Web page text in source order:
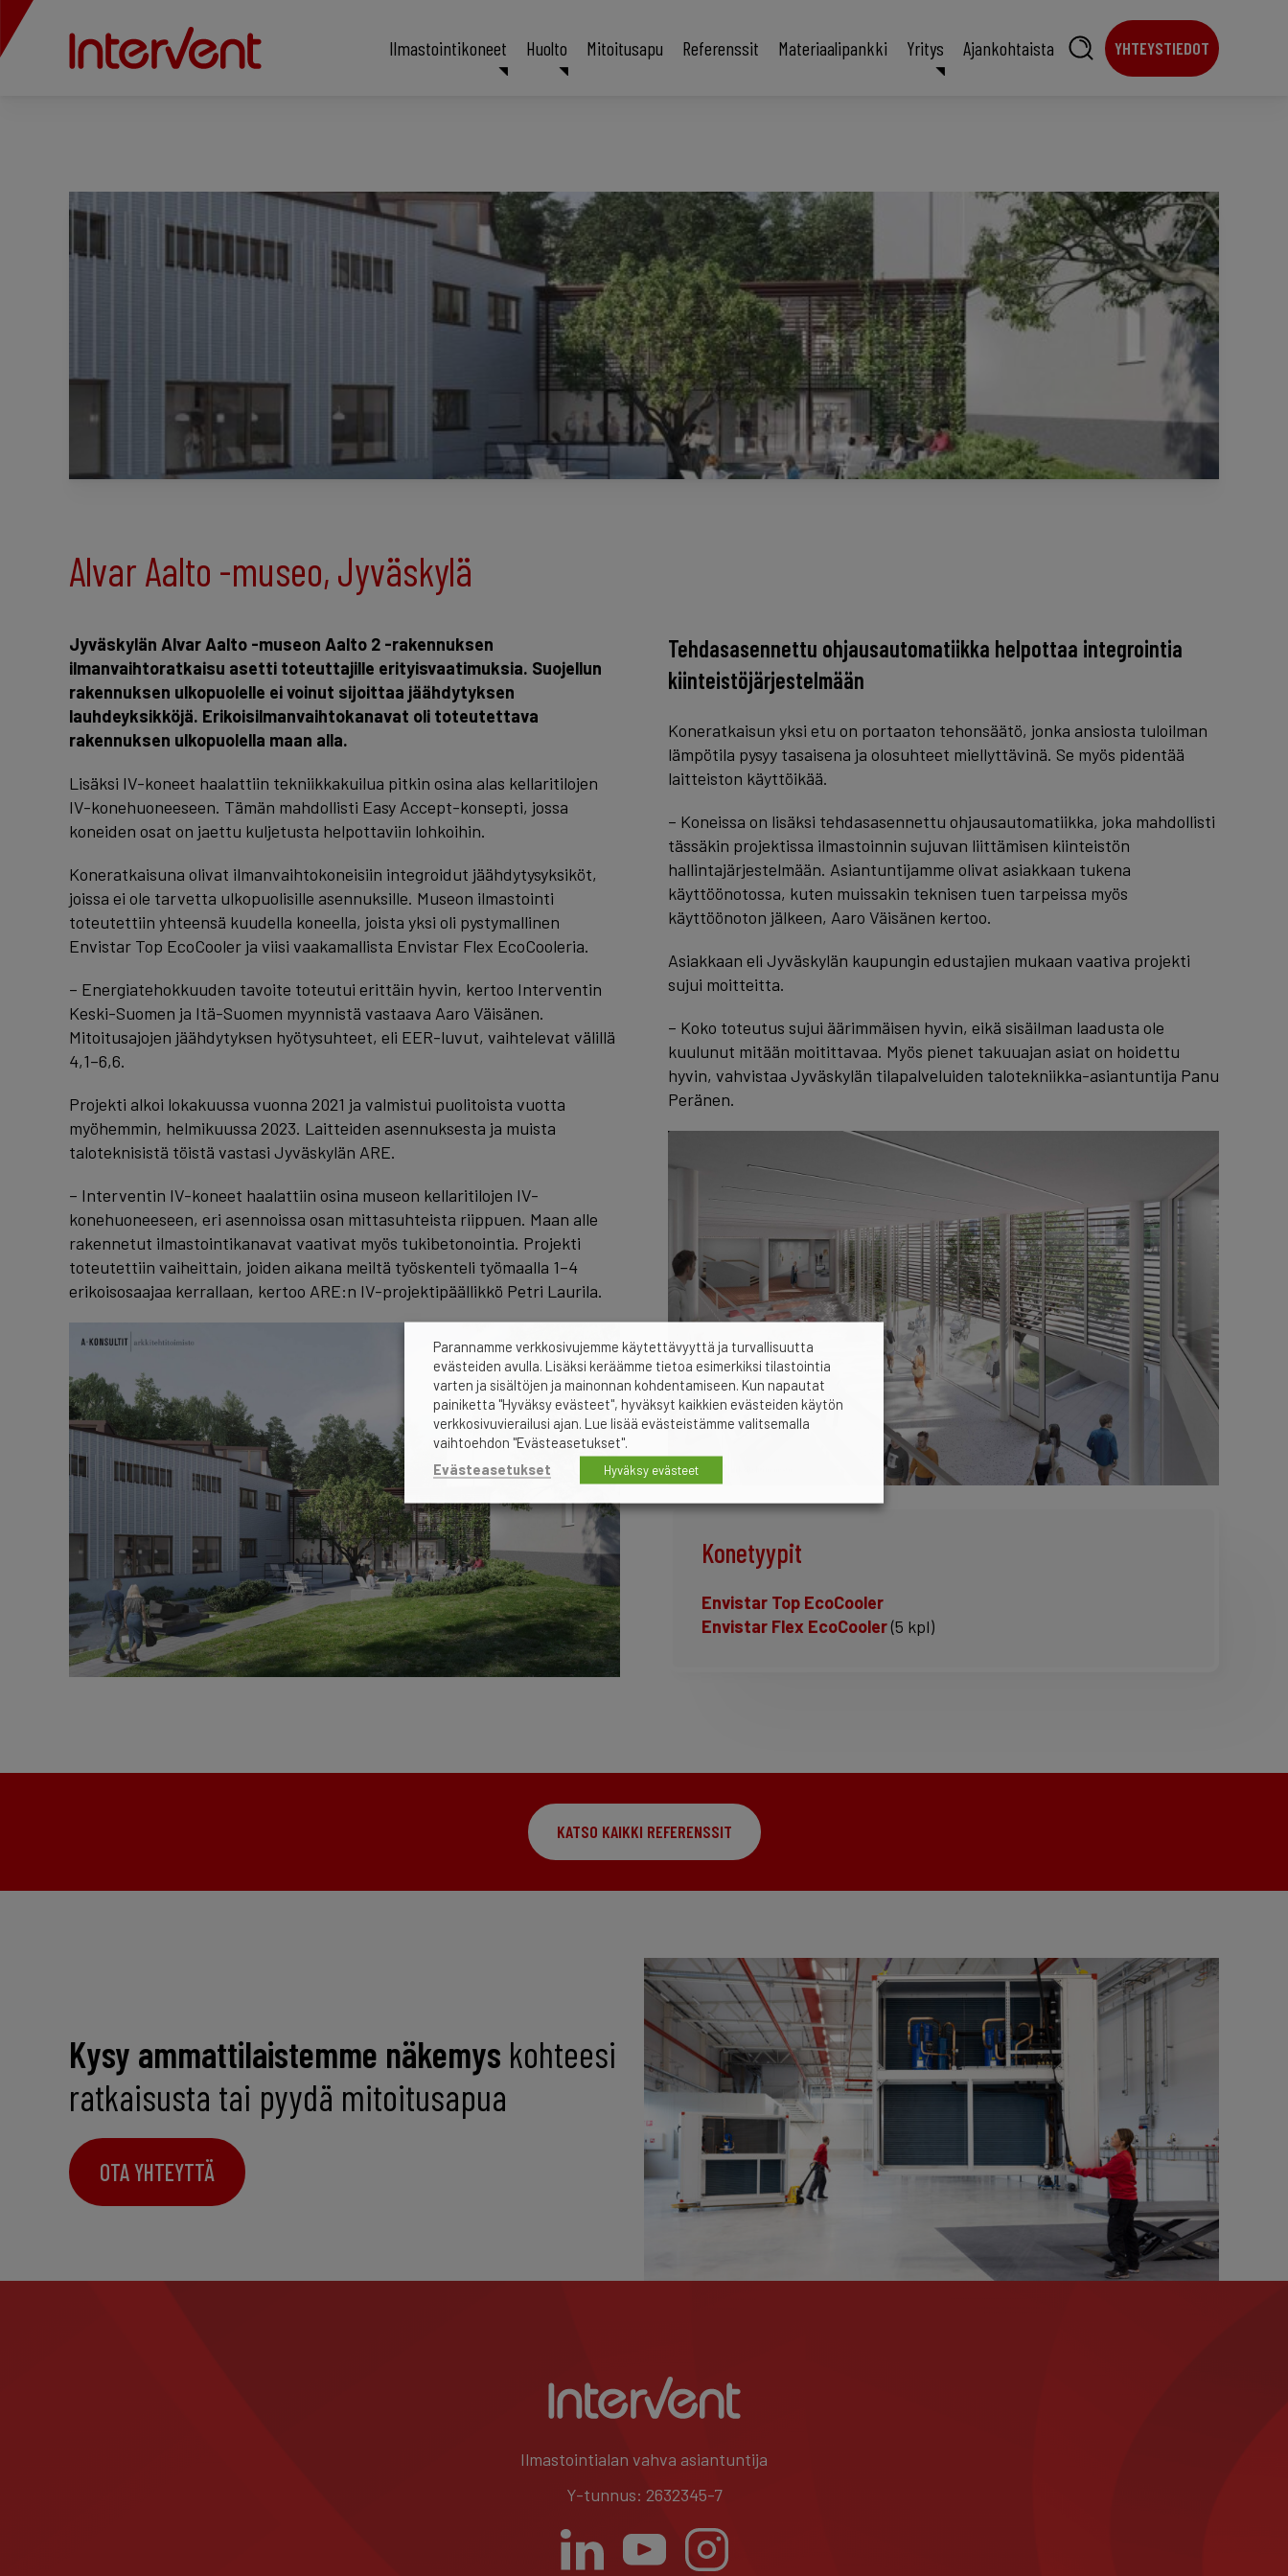
Ilmastointikoneet Huolto Mitoitusapu Referenssit Materiaalipankki Yritys Ajankohtaista YHTEYSTIEDOT
Alvar Aalto -museo, Jyväskylä
Jyväskylän Alvar Aalto -museon Aalto 2 -rakennuksen
ilmanvaihtoratkaisu asetti toteuttajille erityisvaatimuksia. Suojellun
rakennuksen ulkopuolelle ei voinut sijoittaa jäähdytyksen
lauhdeyksikköjä. Erikoisilmanvaihtokanavat oli toteutettava
rakennuksen ulkopuolella maan alla.
Lisäksi IV-koneet haalattiin tekniikkakuilua pitkin osina alas kellaritilojen
IV-konehuoneeseen. Tämän mahdollisti Easy Accept-konsepti, jossa
koneiden osat on jaettu kuljetusta helpottaviin lohkoihin.
Koneratkaisuna olivat ilmanvaihtokoneisiin integroidut jäähdytysyksiköt,
joissa ei ole tarvetta ulkopuolisille asennuksille. Museon ilmastointi
toteutettiin yhteensä kuudella koneella, joista yksi oli pystymallinen
Envistar Top EcoCooler ja viisi vaakamallista Envistar Flex EcoCooleria.
– Energiatehokkuuden tavoite toteutui erittäin hyvin, kertoo Interventin
Keski-Suomen ja Itä-Suomen myynnistä vastaava Aaro Väisänen.
Mitoitusajojen jäähdytyksen hyötysuhteet, eli EER-luvut, vaihtelevat välillä
4,1–6,6.
Projekti alkoi lokakuussa vuonna 2021 ja valmistui puolitoista vuotta
myöhemmin, helmikuussa 2023. Laitteiden asennuksesta ja muista
taloteknisistä töistä vastasi Jyväskylän ARE.
– Interventin IV-koneet haalattiin osina museon kellaritilojen IV-
konehuoneeseen, eri asennoissa osan mittasuhteista riippuen. Maan alle
rakennetut ilmastointikanavat vaativat myös tukibetonointia. Projekti
toteutettiin vaiheittain, joiden aikana meiltä työskenteli työmaalla 1–4
erikoisosaajaa kerrallaan, kertoo ARE:n IV-projektipäällikkö Petri Laurila.
Tehdasasennettu ohjausautomatiikka helpottaa integrointia
kiinteistöjärjestelmään
Koneratkaisun yksi etu on portaaton tehonsäätö, jonka ansiosta tuloilman
lämpötila pysyy tasaisena ja olosuhteet miellyttävinä. Se myös pidentää
laitteiston käyttöikää.
– Koneissa on lisäksi tehdasasennettu ohjausautomatiikka, joka mahdollisti
tässäkin projektissa ilmastoinnin sujuvan liittämisen kiinteistön
hallintajärjestelmään. Asiantuntijamme olivat asiakkaan tukena
käyttöönotossa, kuten muissakin teknisen tuen tarpeissa myös
käyttöönoton jälkeen, Aaro Väisänen kertoo.
Asiakkaan eli Jyväskylän kaupungin edustajien mukaan vaativa projekti
sujui moitteitta.
– Koko toteutus sujui äärimmäisen hyvin, eikä sisäilman laadusta ole
kuulunut mitään moitittavaa. Myös pienet takuuajan asiat on hoidettu
hyvin, vahvistaa Jyväskylän tilapalveluiden talotekniikka-asiantuntija Panu
Peränen.
Konetyypit
Envistar Top EcoCooler
Envistar Flex EcoCooler(5 kpl)
KATSO KAIKKI REFERENSSIT
Kysy ammattilaistemme näkemys kohteesi
ratkaisusta tai pyydä mitoitusapua
OTA YHTEYTTÄ
Ilmastointialan vahva asiantuntija
Y-tunnus: 2632345-7
Parannamme verkkosivujemme käytettävyyttä ja turvallisuutta
evästeiden avulla. Lisäksi keräämme tietoa esimerkiksi tilastointia
varten ja sisältöjen ja mainonnan kohdentamiseen. Kun napautat
painiketta "Hyväksy evästeet", hyväksyt kaikkien evästeiden käytön
verkkosivuvierailusi ajan. Lue lisää evästeistämme valitsemalla
vaihtoehdon "Evästeasetukset".
Evästeasetukset
Hyväksy evästeet